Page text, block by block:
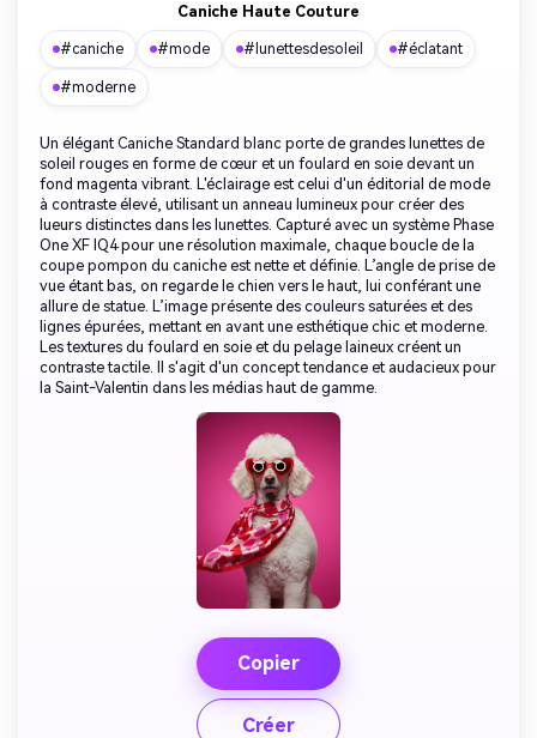
Caniche Haute Couture
#caniche #mode #lunettesdesoleil #éclatant
#moderne
Un élégant Caniche Standard blanc porte de grandes lunettes de
soleil rouges en forme de cœur et un foulard en soie devant un
fond magenta vibrant. L'éclairage est celui d'un éditorial de mode
à contraste élevé, utilisant un anneau lumineux pour créer des
lueurs distinctes dans les lunettes. Capturé avec un système Phase
One XF IQ4 pour une résolution maximale, chaque boucle de la
coupe pompon du caniche est nette et définie. L’angle de prise de
vue étant bas, on regarde le chien vers le haut, lui conférant une
allure de statue. L’image présente des couleurs saturées et des
lignes épurées, mettant en avant une esthétique chic et moderne.
Les textures du foulard en soie et du pelage laineux créent un
contraste tactile. Il s'agit d'un concept tendance et audacieux pour
la Saint-Valentin dans les médias haut de gamme.
Copier
Créer